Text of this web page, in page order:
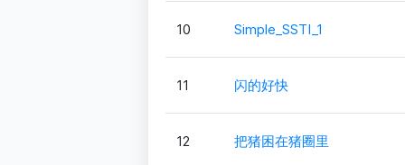
10 Simple_SSTI_1
11 闪的好快
12 把猪困在猪圈里